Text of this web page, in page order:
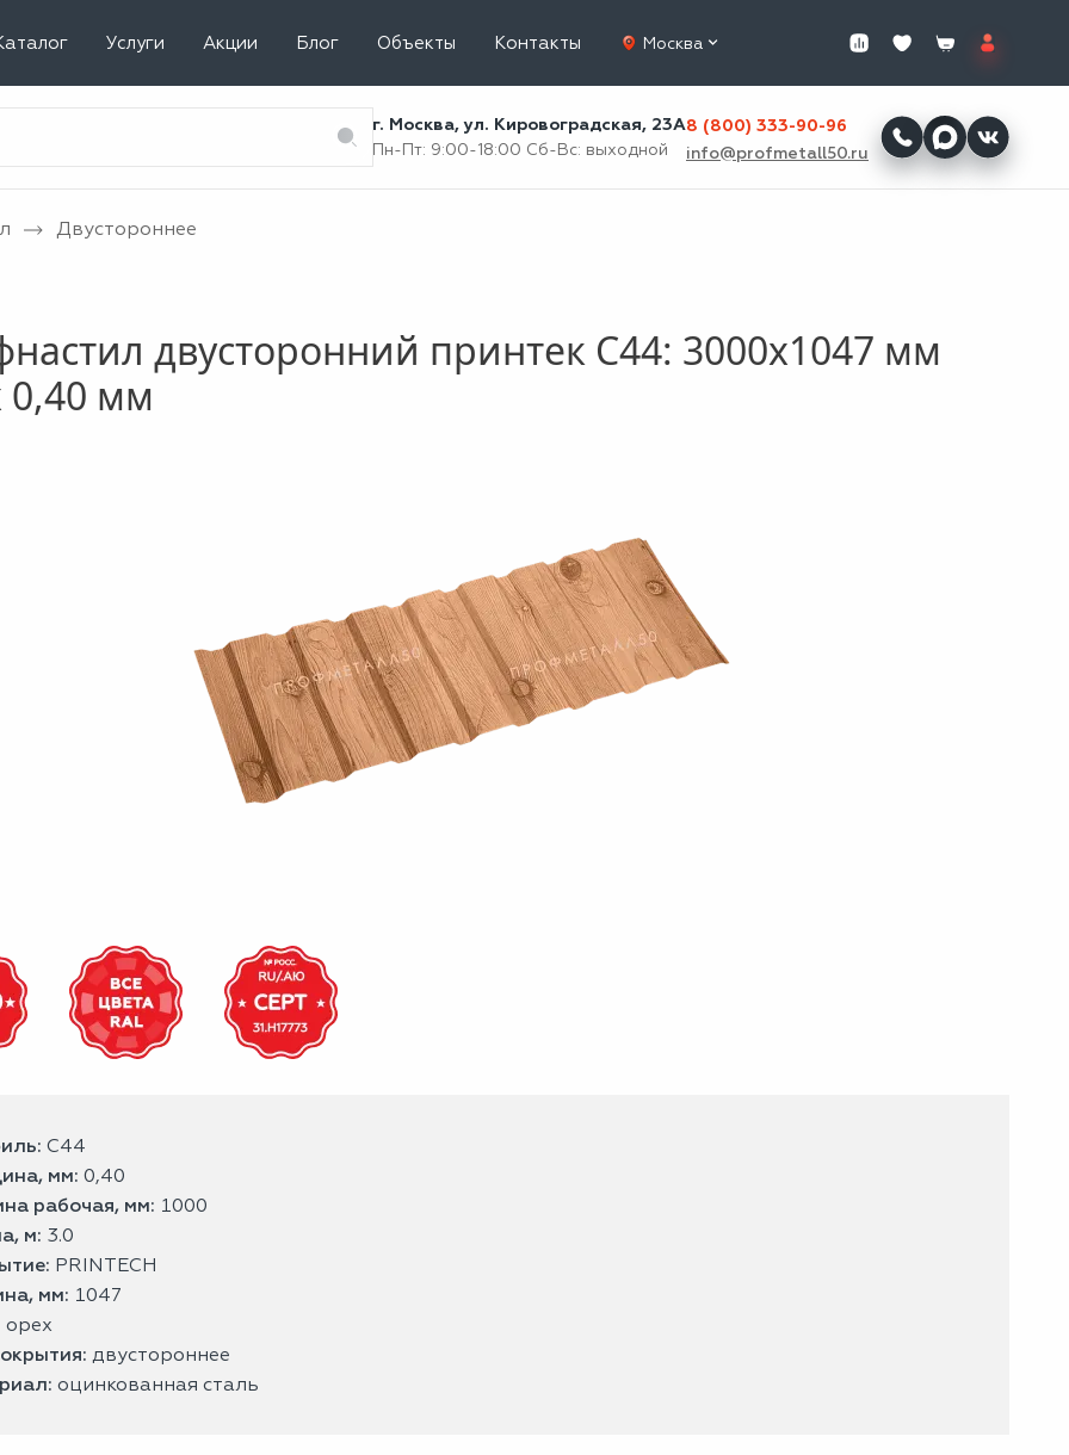
Услуги Акции Блог Объекты Контакты Москва
г. Москва, ул. Кировоградская, 23А
Пн-Пт: 9:00-18:00 Сб-Вс: выходной
8 (800) 333-90-96
info@profmetall50.ru
Двустороннее
двусторонний принтек С44: 3000x1047 мм
0,40 мм
С44
мм: 0,40
рабочая, мм: 1000
м: 3.0
PRINTECH
мм: 1047
орех
двустороннее
оцинкованная сталь